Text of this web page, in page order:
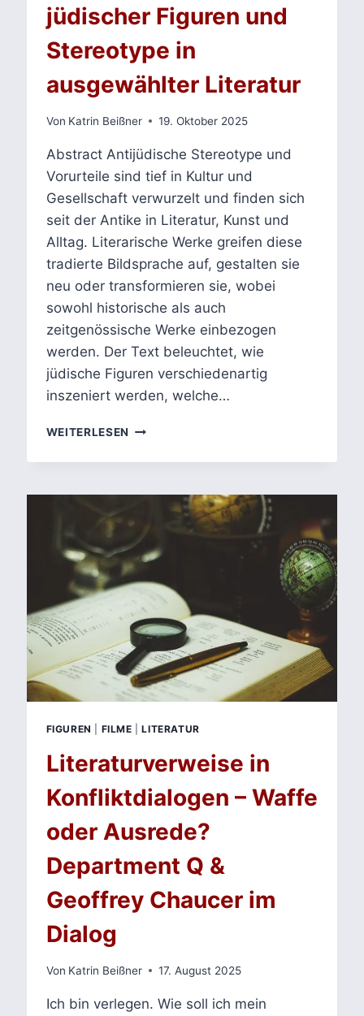
jüdischer Figuren und
Stereotype in
ausgewählter Literatur
Von Katrin Beißner 19. Oktober 2025
Abstract Antijüdische Stereotype und
Vorurteile sind tief in Kultur und
Gesellschaft verwurzelt und finden sich
seit der Antike in Literatur, Kunst und
Alltag. Literarische Werke greifen diese
tradierte Bildsprache auf, gestalten sie
neu oder transformieren sie, wobei
sowohl historische als auch
zeitgenössische Werke einbezogen
werden. Der Text beleuchtet, wie
jüdische Figuren verschiedenartig
inszeniert werden, welche…
WEITERLESEN FUNKTIONALE
UND
IM
ZEITGENÖSSISCHEN
KONTEXT
AM
BEISPIEL
JÜDISCHER
FIGUREN
UND
STEREOTYPE
IN
AUSGEWÄHLTER
LITERATUR
FIGUREN FILME |LITERATUR
Literaturverweise in
Konfliktdialogen – Waffe
oder Ausrede?
Department Q &
Geoffrey Chaucer im
Dialog
Von Katrin Beißner 17. August 2025
Ich bin verlegen. Wie soll ich mein